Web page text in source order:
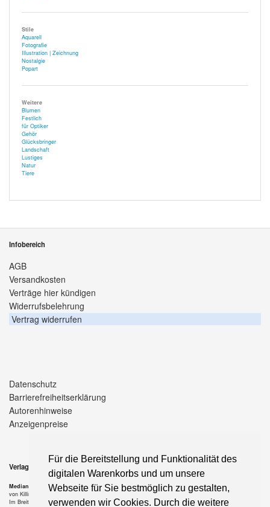
Für die Bereitstellung und Funktionalität des
digitalen Warenkorbs und um unsere
Webseite für Sie bestmöglich zu gestalten,
verwenden wir Cookies. Durch die weitere
Stile
Aquarell
Fotografie
Illustration | Zeichnung
Nostalgie
Popart
Weitere
Blumen
Festlich
für Optiker
Gehör
Glücksbringer
Landschaft
Lustiges
Natur
Tiere
Infobereich
AGB
Versandkosten
Verträge hier kündigen
Widerrufsbelehrung
Vertrag widerrufen
Datenschutz
Barrierefreiheitserklärung
Autorenhinweise
Anzeigenpreise
Verlag
Median-Verlag
von Killisch-Horn GmbH
Im Breitspiel 11 a